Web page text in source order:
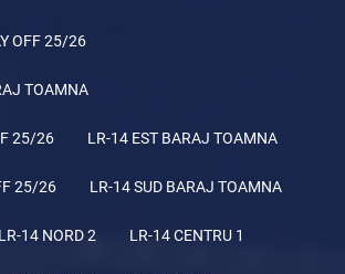
OFF 25/26
TOAMNA
25/26 LR-14 EST BARAJ TOAMNA
25/26 LR-14 SUD BARAJ TOAMNA
LR-14 NORD 2 LR-14 CENTRU 1